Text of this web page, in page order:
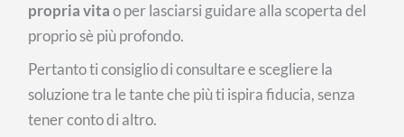
propria vitao per lasciarsi guidare alla scoperta del
proprio sè più profondo.
Pertanto ti consiglio di consultare e scegliere la
soluzione tra le tante che più ti ispira fiducia, senza
tener conto di altro.